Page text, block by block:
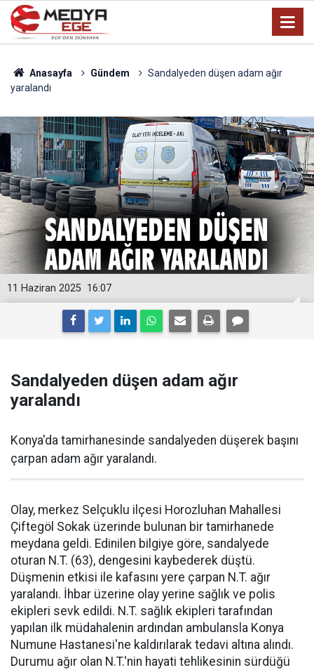
Anasayfa Gündem
Sandalyeden düşen adam ağır
yaralandı
16:07
11 Haziran 2025
Sandalyeden düşen adam ağır
yaralandı
Konya'da tamirhanesinde sandalyeden düşerek başını
çarpan adam ağır yaralandı.
Olay, merkez Selçuklu ilçesi Horozluhan Mahallesi
Çiftegöl Sokak üzerinde bulunan bir tamirhanede
meydana geldi. Edinilen bilgiye göre, sandalyede
oturan N.T. (63), dengesini kaybederek düştü.
Düşmenin etkisi ile kafasını yere çarpan N.T. ağır
yaralandı. İhbar üzerine olay yerine sağlık ve polis
ekipleri sevk edildi. N.T. sağlık ekipleri tarafından
yapılan ilk müdahalenin ardından ambulansla Konya
Numune Hastanesi'ne kaldırılarak tedavi altına alındı.
Durumu ağır olan N.T.'nin hayati tehlikesinin sürdüğü